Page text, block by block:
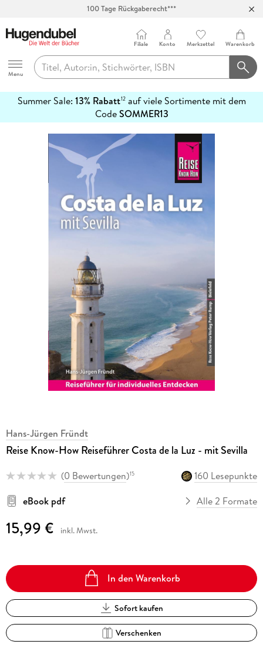
100 Tage Rückgaberecht***
Hugendubel
Menu
Filiale Konto Merkzettel Warenkorb
Summer Sale: 13% Rabatt12auf viele Sortimente mit dem
CodeSOMMER13
erfahren
Hans-Jürgen Fründt
Reise Know-How Reiseführer Costa de la Luz - mit Sevilla
(0 Bewertungen)15
160 Lesepunkte
eBook pdf
Alle 2 Formate
15,99 € inkl. Mwst.
In den Warenkorb
Sofort kaufen
Verschenken